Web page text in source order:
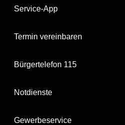
Service-App
Termin vereinbaren
Bürgertelefon 115
Notdienste
Gewerbeservice